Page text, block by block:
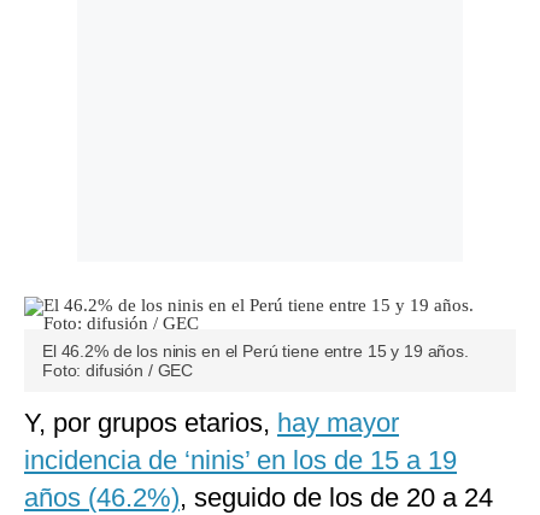
El 46.2% de los ninis en el Perú tiene entre 15 y 19 años.
Foto: difusión / GEC
Y, por grupos etarios, hay mayor
incidencia de ‘ninis’ en los de 15 a 19
años (46.2%), seguido de los de 20 a 24